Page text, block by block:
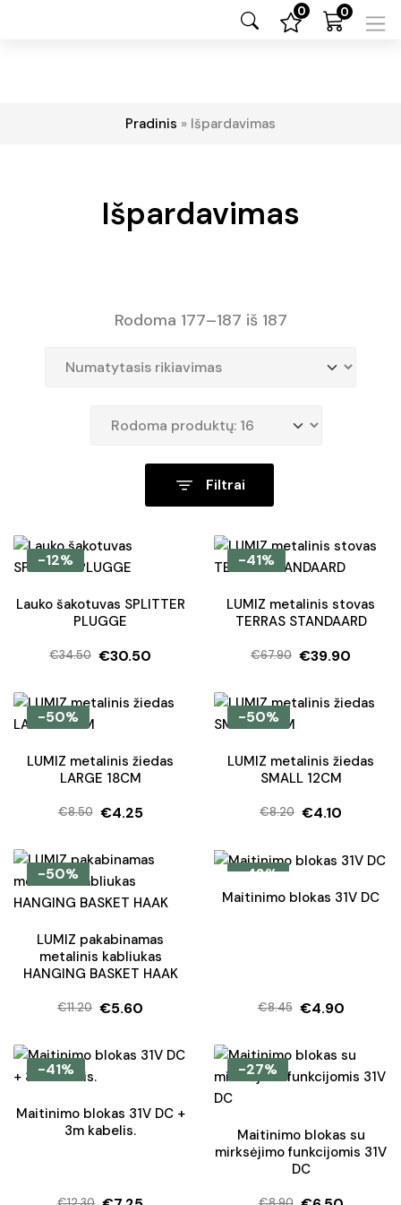
0 0
Pradinis » Išpardavimas
Išpardavimas
Rodoma 177–187 iš 187
Filtrai
-12%
Lauko šakotuvas SPLITTER
PLUGGE
€34.50
Original
was:
€30.50
Current
is:
-41%
LUMIZ metalinis stovas
TERRAS STANDAARD
€67.90
Original
was:
€39.90
Current
is:
-50%
LUMIZ metalinis žiedas
LARGE 18CM
€8.50
Original
was:
€8.50.
€4.25
Current
is:
€4.25.
-50%
LUMIZ metalinis žiedas
SMALL 12CM
€8.20
Original
was:
€8.20.
€4.10
Current
is:
€4.10.
-50%
LUMIZ pakabinamas
metalinis kabliukas
HANGING BASKET HAAK
€11.20
Original
was:
€5.60
Current
is:
-42%
Maitinimo blokas 31V DC
€8.45
Original
was:
€8.45.
€4.90
Current
is:
€4.90.
-41%
Maitinimo blokas 31V DC +
3m kabelis.
-27%
Maitinimo blokas su
mirksėjimo funkcijomis 31V
DC